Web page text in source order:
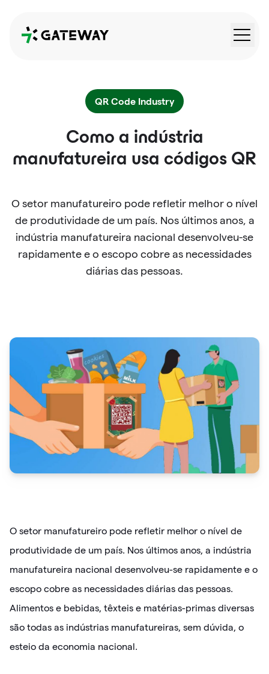
QRGateway
QR Code Industry
Como a indústria
manufatureira usa códigos QR
O setor manufatureiro pode refletir melhor o nível
de produtividade de um país. Nos últimos anos, a
indústria manufatureira nacional desenvolveu-se
rapidamente e o escopo cobre as necessidades
diárias das pessoas.
O setor manufatureiro pode refletir melhor o nível de
produtividade de um país. Nos últimos anos, a indústria
manufatureira nacional desenvolveu-se rapidamente e o
escopo cobre as necessidades diárias das pessoas.
Alimentos e bebidas, têxteis e matérias-primas diversas
são todas as indústrias manufatureiras, sem dúvida, o
esteio da economia nacional.